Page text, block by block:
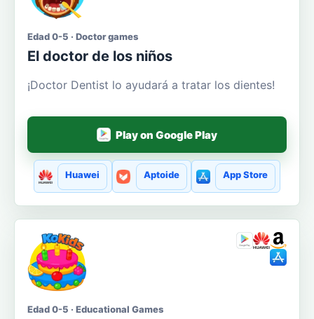
Edad 0-5 · Doctor games
El doctor de los niños
¡Doctor Dentist lo ayudará a tratar los dientes!
Play on Google Play
Huawei Aptoide App Store
Edad 0-5 · Educational Games